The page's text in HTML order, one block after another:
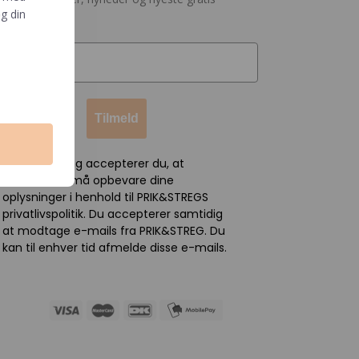
Tilmeld
Ved tilmelding accepterer du, at
PRIK&STREG må opbevare dine
oplysninger i henhold til PRIK&STREGS
privatlivspolitik. Du accepterer samtidig
at modtage e-mails fra PRIK&STREG. Du
kan til enhver tid afmelde disse e-mails.
din